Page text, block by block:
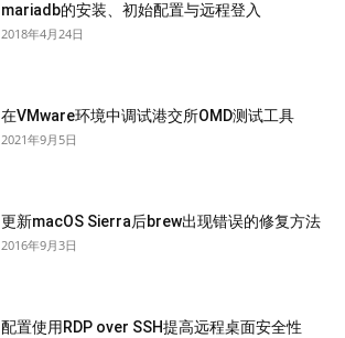
mariadb的安装、初始配置与远程登入
2018年4月24日
在VMware环境中调试港交所OMD测试工具
2021年9月5日
更新macOS Sierra后brew出现错误的修复方法
2016年9月3日
配置使用RDP over SSH提高远程桌面安全性